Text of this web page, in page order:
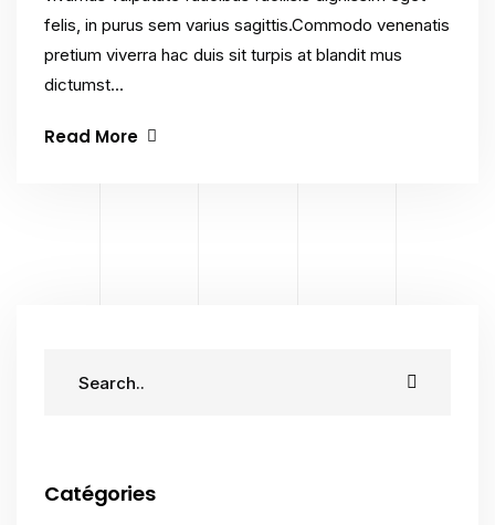
felis, in purus sem varius sagittis.Commodo venenatis
pretium viverra hac duis sit turpis at blandit mus
dictumst...
Read More
Catégories